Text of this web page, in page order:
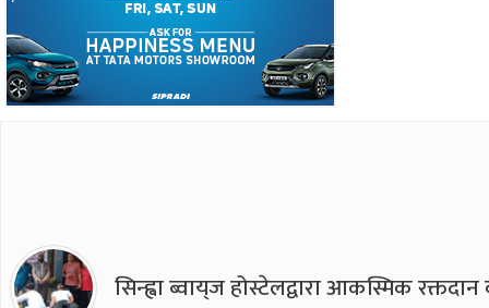
सिन्ह्वा ब्वाय्‌ज होस्टेलद्वारा आकस्मिक